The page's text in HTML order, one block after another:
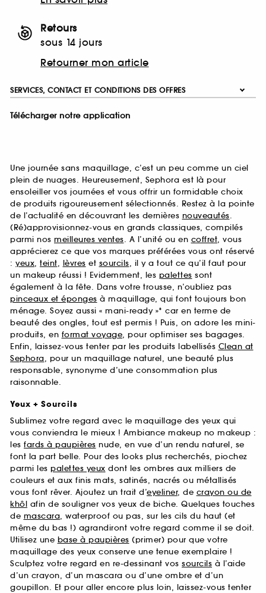
Retours
sous 14 jours
Retourner mon article
SERVICES, CONTACT ET CONDITIONS DES OFFRES
Télécharger notre application
Une journée sans maquillage, c’est un peu comme un ciel
plein de nuages. Heureusement, Sephora est là pour
ensoleiller vos journées et vous offrir un formidable choix
de produits rigoureusement sélectionnés. Restez à la pointe
de l’actualité en découvrant les dernières nouveautés.
(Ré)approvisionnez-vous en grands classiques, compilés
parmi nos meilleures ventes. A l’unité ou en coffret, vous
apprécierez ce que vos marques préférées vous ont réservé
: yeux, teint, lèvres et sourcils, il y a tout ce qu’il faut pour
un makeup réussi ! Evidemment, les palettes sont
également à la fête. Dans votre trousse, n’oubliez pas
pinceaux et éponges à maquillage, qui font toujours bon
ménage. Soyez aussi « mani-ready »* car en terme de
beauté des ongles, tout est permis ! Puis, on adore les mini-
produits, en format voyage, pour optimiser ses bagages.
Enfin, laissez-vous tenter par les produits labellisés Clean at
Sephora, pour un maquillage naturel, une beauté plus
responsable, synonyme d’une consommation plus
raisonnable.
Yeux + Sourcils
Sublimez votre regard avec le maquillage des yeux qui
vous conviendra le mieux ! Ambiance makeup no makeup :
les fards à paupières nude, en vue d’un rendu naturel, se
font la part belle. Pour des looks plus recherchés, piochez
parmi les palettes yeux dont les ombres aux milliers de
couleurs et aux finis mats, satinés, nacrés ou métallisés
vous font rêver. Ajoutez un trait d’eyeliner, de crayon ou de
khôl afin de souligner vos yeux de biche. Quelques touches
de mascara, waterproof ou pas, sur les cils du haut (et
même du bas !) agrandiront votre regard comme il se doit.
Utilisez une base à paupières (primer) pour que votre
maquillage des yeux conserve une tenue exemplaire !
Sculptez votre regard en re-dessinant vos sourcils à l’aide
d’un crayon, d’un mascara ou d’une ombre et d’un
goupillon. Et pour aller encore plus loin, laissez-vous tenter